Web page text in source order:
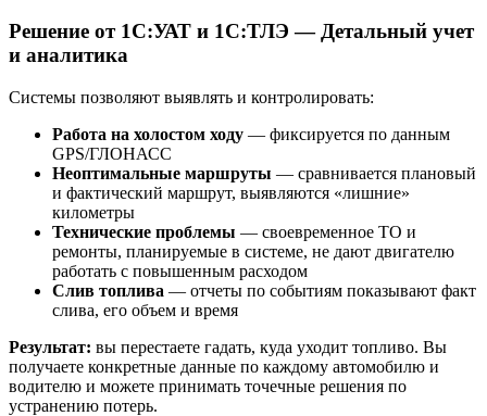
Решение от 1С:УАТ и 1С:ТЛЭ — Детальный учет
и аналитика
Системы позволяют выявлять и контролировать:
Работа на холостом ходу — фиксируется по данным
GPS/ГЛОНАСС
Неоптимальные маршруты — сравнивается плановый
и фактический маршрут, выявляются «лишние»
километры
Технические проблемы — своевременное ТО и
ремонты, планируемые в системе, не дают двигателю
работать с повышенным расходом
Слив топлива — отчеты по событиям показывают факт
слива, его объем и время
Результат: вы перестаете гадать, куда уходит топливо. Вы
получаете конкретные данные по каждому автомобилю и
водителю и можете принимать точечные решения по
устранению потерь.